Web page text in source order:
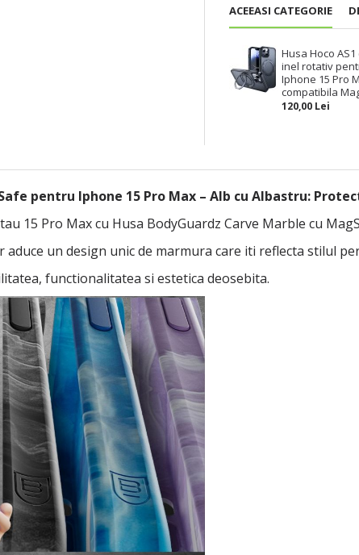
ACEEASI CATEGORIE
Husa Hoco AS1
inel rotativ
Iphone 15 Pro
compatibila
120,00 Lei
pentru Iphone 15 Pro Max – Alb cu Albastru:
15 Pro Max cu Husa BodyGuardz Carve Marble cu
un design unic de marmura care iti reflecta stilul
functionalitatea si estetica deosebita.